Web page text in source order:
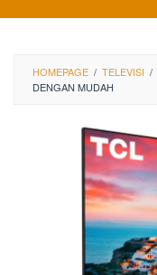
HOMEPAGE / TELEVISI /
DENGAN MUDAH